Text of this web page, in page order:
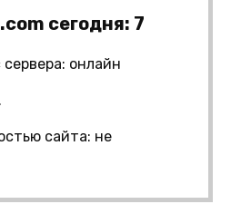
сегодня: 7
онлайн
сайта: не